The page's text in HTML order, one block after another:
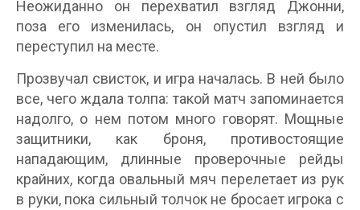
Неожиданно он перехватил взгляд Джонни,
поза его изменилась, он опустил взгляд и
переступил на месте.
Прозвучал свисток, и игра началась. В ней было
все, чего ждала толпа: такой матч запоминается
надолго, о нем потом много говорят. Мощные
защитники, как броня, противостоящие
нападающим, длинные проверочные рейды
крайних, когда овальный мяч перелетает из рук
в руки, пока сильный толчок не бросает игрока с